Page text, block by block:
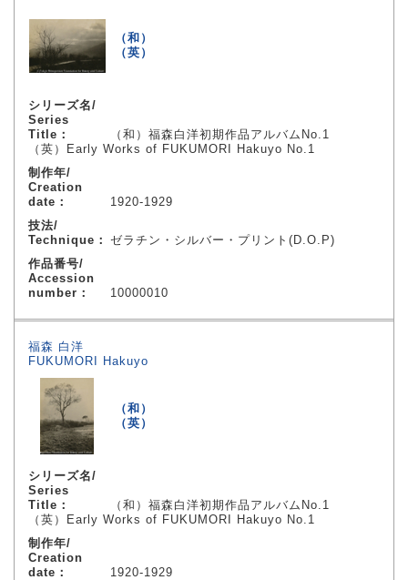
（和）
（英）
シリーズ名/
Series
Title：
（和）福森白洋初期作品アルバムNo.1
（英）Early Works of FUKUMORI Hakuyo No.1
制作年/
Creation
date：
1920-1929
技法/
Technique： ゼラチン・シルバー・プリント(D.O.P)
作品番号/
Accession
number：
10000010
福森 白洋
FUKUMORI Hakuyo
（和）
（英）
シリーズ名/
Series
Title：
（和）福森白洋初期作品アルバムNo.1
（英）Early Works of FUKUMORI Hakuyo No.1
制作年/
Creation
date：
1920-1929